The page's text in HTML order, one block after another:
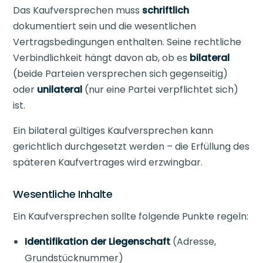
Das Kaufversprechen muss schriftlich
dokumentiert sein und die wesentlichen
Vertragsbedingungen enthalten. Seine rechtliche
Verbindlichkeit hängt davon ab, ob es bilateral
(beide Parteien versprechen sich gegenseitig)
oder unilateral (nur eine Partei verpflichtet sich)
ist.
Ein bilateral gültiges Kaufversprechen kann
gerichtlich durchgesetzt werden – die Erfüllung des
späteren Kaufvertrages wird erzwingbar.
Wesentliche Inhalte
Ein Kaufversprechen sollte folgende Punkte regeln:
Identifikation der Liegenschaft (Adresse,
Grundstücknummer)